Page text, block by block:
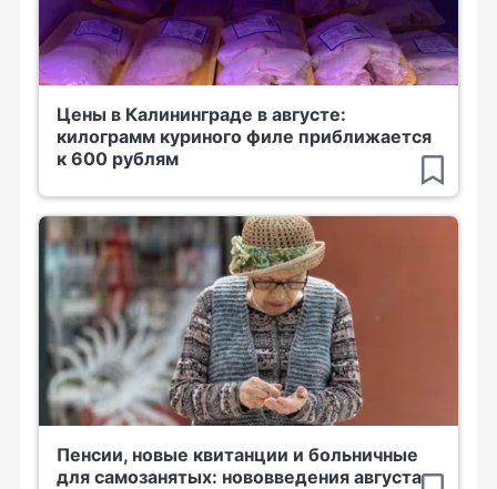
Цены в Калининграде в августе:
килограмм куриного филе приближается
к 600 рублям
Пенсии, новые квитанции и больничные
для самозанятых: нововведения августа